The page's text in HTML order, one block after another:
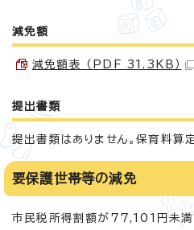
減免額
減免額表 （PDF 31.3KB）
提出書類
提出書類はありません。保育料算
要保護世帯等の減免
市民税所得割額が77,101円未満